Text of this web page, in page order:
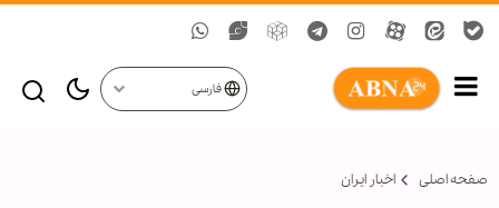
فارسی
صفحه اصلی اخبار ایران